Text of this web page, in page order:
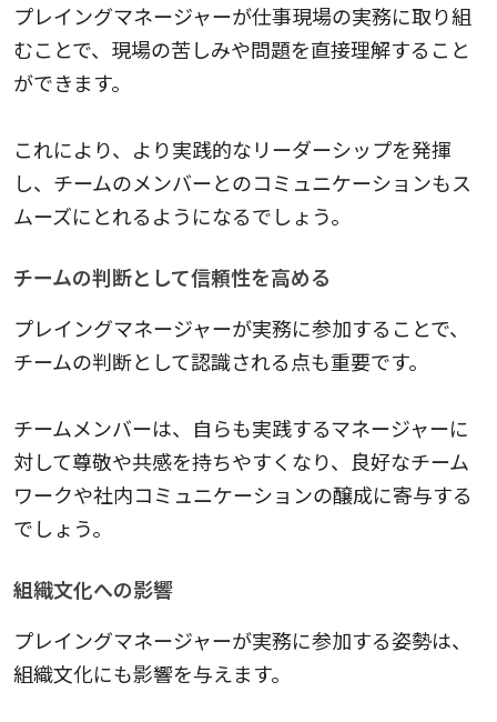
プレイングマネージャーが仕事現場の実務に取り組
むことで、現場の苦しみや問題を直接理解すること
ができます。
これにより、より実践的なリーダーシップを発揮
し、チームのメンバーとのコミュニケーションもス
ムーズにとれるようになるでしょう。
チームの判断として信頼性を高める
プレイングマネージャーが実務に参加することで、
チームの判断として認識される点も重要です。
チームメンバーは、自らも実践するマネージャーに
対して尊敬や共感を持ちやすくなり、良好なチーム
ワークや社内コミュニケーションの醸成に寄与する
でしょう。
組織文化への影響
プレイングマネージャーが実務に参加する姿勢は、
組織文化にも影響を与えます。